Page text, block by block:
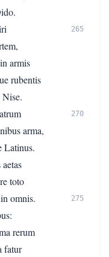
265
armis
rubentis
270
arma,
Latinus.
toto
omnis.
275
rerum
fatur